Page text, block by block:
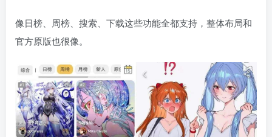
像日榜、周榜、搜索、下载这些功能全都支持，整体布局和
官方原版也很像。